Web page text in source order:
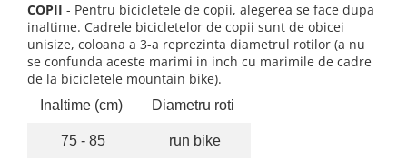
Piese schimbătoare
Șei
Tije sa
Tije telescopice
Manete tije telescopice
COPII - Pentru bicicletele de copii, alegerea se face dupa
inaltime. Cadrele bicicletelor de copii sunt de obicei
unisize, coloana a 3-a reprezinta diametrul rotilor (a nu
se confunda aceste marimi in inch cu marimile de cadre
de la bicicletele mountain bike).
Inaltime (cm) Diametru roti
75 - 85 run bike